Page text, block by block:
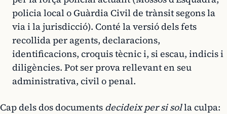
policia local o Guàrdia Civil de trànsit segons la
via i la jurisdicció). Conté la versió dels fets
recollida per agents, declaracions,
identificacions, croquis tècnic i, si escau, indicis i
diligències. Pot ser prova rellevant en seu
administrativa, civil o penal.
Cap dels dos documents decideix per si solla culpa: